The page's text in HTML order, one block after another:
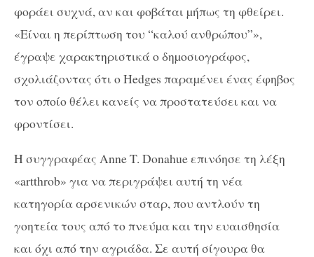
φοράει συχνά, αν και φοβάται µήπως τη φθείρει.
«Είναι η περίπτωση του “καλού ανθρώπου”»,
έγραψε χαρακτηριστικά ο δηµοσιογράφος,
σχολιάζοντας ότι ο Hedges παραµένει ένας έφηβος
τον οποίο θέλει κανείς να προστατεύσει και να
φροντίσει.
Η συγγραφέας Anne T. Donahue επινόησε τη λέξη
«artthrob» για να περιγράψει αυτή τη νέα
κατηγορία αρσενικών σταρ, που αντλούν τη
γοητεία τους από το πνεύµα και την ευαισθησία
και όχι από την αγριάδα. Σε αυτή σίγουρα θα